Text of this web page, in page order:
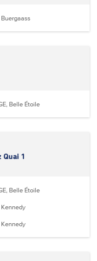
Buergaass
Belle Étoile
Quai 1
Belle Étoile
Kennedy
Kennedy